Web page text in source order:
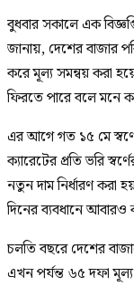
বুধবার সকালে এক
জানায়, দেশের বাজার
করে মূল্য সমন্বয় করা
ফিরতে পারে বলে মনে
এর আগে গত ১৫ মে
ক্যারেটের প্রতি ভরি
নতুন দাম নির্ধারণ করা
দিনের ব্যবধানে আবারও
চলতি বছরে দেশের
এখন পর্যন্ত ৬৫ দফা